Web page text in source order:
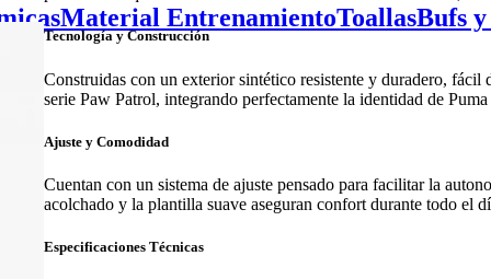
Material EntrenamientoToallasBufs
Tecnología y Construcción
Construidas con un exterior sintético resistente y duradero,
serie Paw Patrol, integrando perfectamente la identidad de
Ajuste y Comodidad
Cuentan con un sistema de ajuste pensado para facilitar la
acolchado y la plantilla suave aseguran confort durante todo el
Especificaciones Técnicas